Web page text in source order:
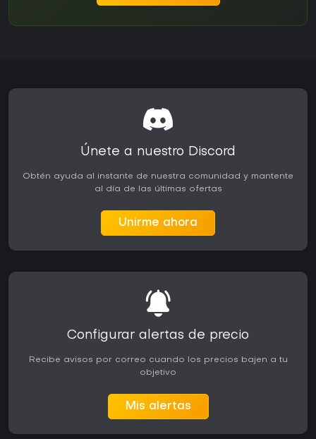
Únete a nuestro Discord
Obtén ayuda al instante de nuestra comunidad y mantente
al día de las últimas ofertas
Unirme ahora
Configurar alertas de precio
Recibe avisos por correo cuando los precios bajen a tu
objetivo
Mis alertas